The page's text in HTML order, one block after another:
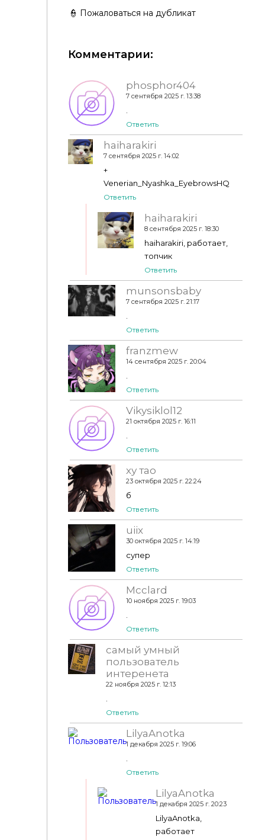
Violet Eyebrows by unidentifiedsims
Брови Razor (no 14) от Venerian
👮 Пожаловаться на дубликат
Комментарии:
phosphor404
7 сентября 2025 г. 13:38
Ответить
haiharakiri
7 сентября 2025 г. 14:02
+
Venerian_Nyashka_EyebrowsHQ
Ответить
haiharakiri
8 сентября 2025 г. 18:30
haiharakiri, работает,
топчик
Ответить
munsonsbaby
7 сентября 2025 г. 21:17
Ответить
franzmew
14 сентября 2025 г. 20:04
Ответить
Vikysiklol12
21 октября 2025 г. 16:11
Ответить
ху тао
23 октября 2025 г. 22:24
б
Ответить
uiix
30 октября 2025 г. 14:19
супер
Ответить
Mcclard
10 ноября 2025 г. 19:03
Ответить
самый умный
пользователь
интеренета
22 ноября 2025 г. 12:13
Ответить
LilyaAnotka
1 декабря 2025 г. 19:06
Ответить
LilyaAnotka
1 декабря 2025 г. 20:23
LilyaAnotka,
работает